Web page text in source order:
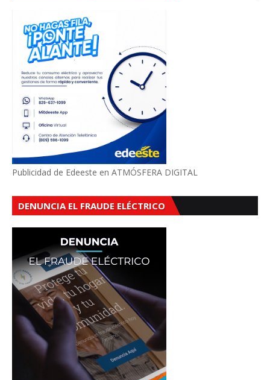
Publicidad de Edeeste en ATMÓSFERA DIGITAL
DENUNCIA EL FRAUDE ELÉCTRICO